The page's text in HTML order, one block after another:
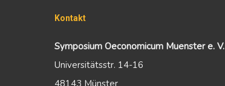
Kontakt
Symposium Oeconomicum Muenster e. V.
Universitätsstr. 14-16
48143 Münster